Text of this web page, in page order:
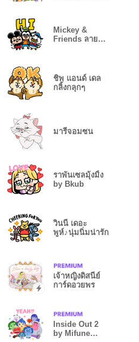
Mickey &
Friends ลาย
ชิพ แอนด์ เดล
กลิ้งกลุกๆ
มารีจอมซน
ราพันเซลมุ้งมิ้ง
by Bkub
วินนี่ เดอะ
พูห์♪นุ่มนิ่มน่ารัก
เจ้าหญิงดิสนีย์
การ์ดอวยพร
Inside Out 2
by Mifune